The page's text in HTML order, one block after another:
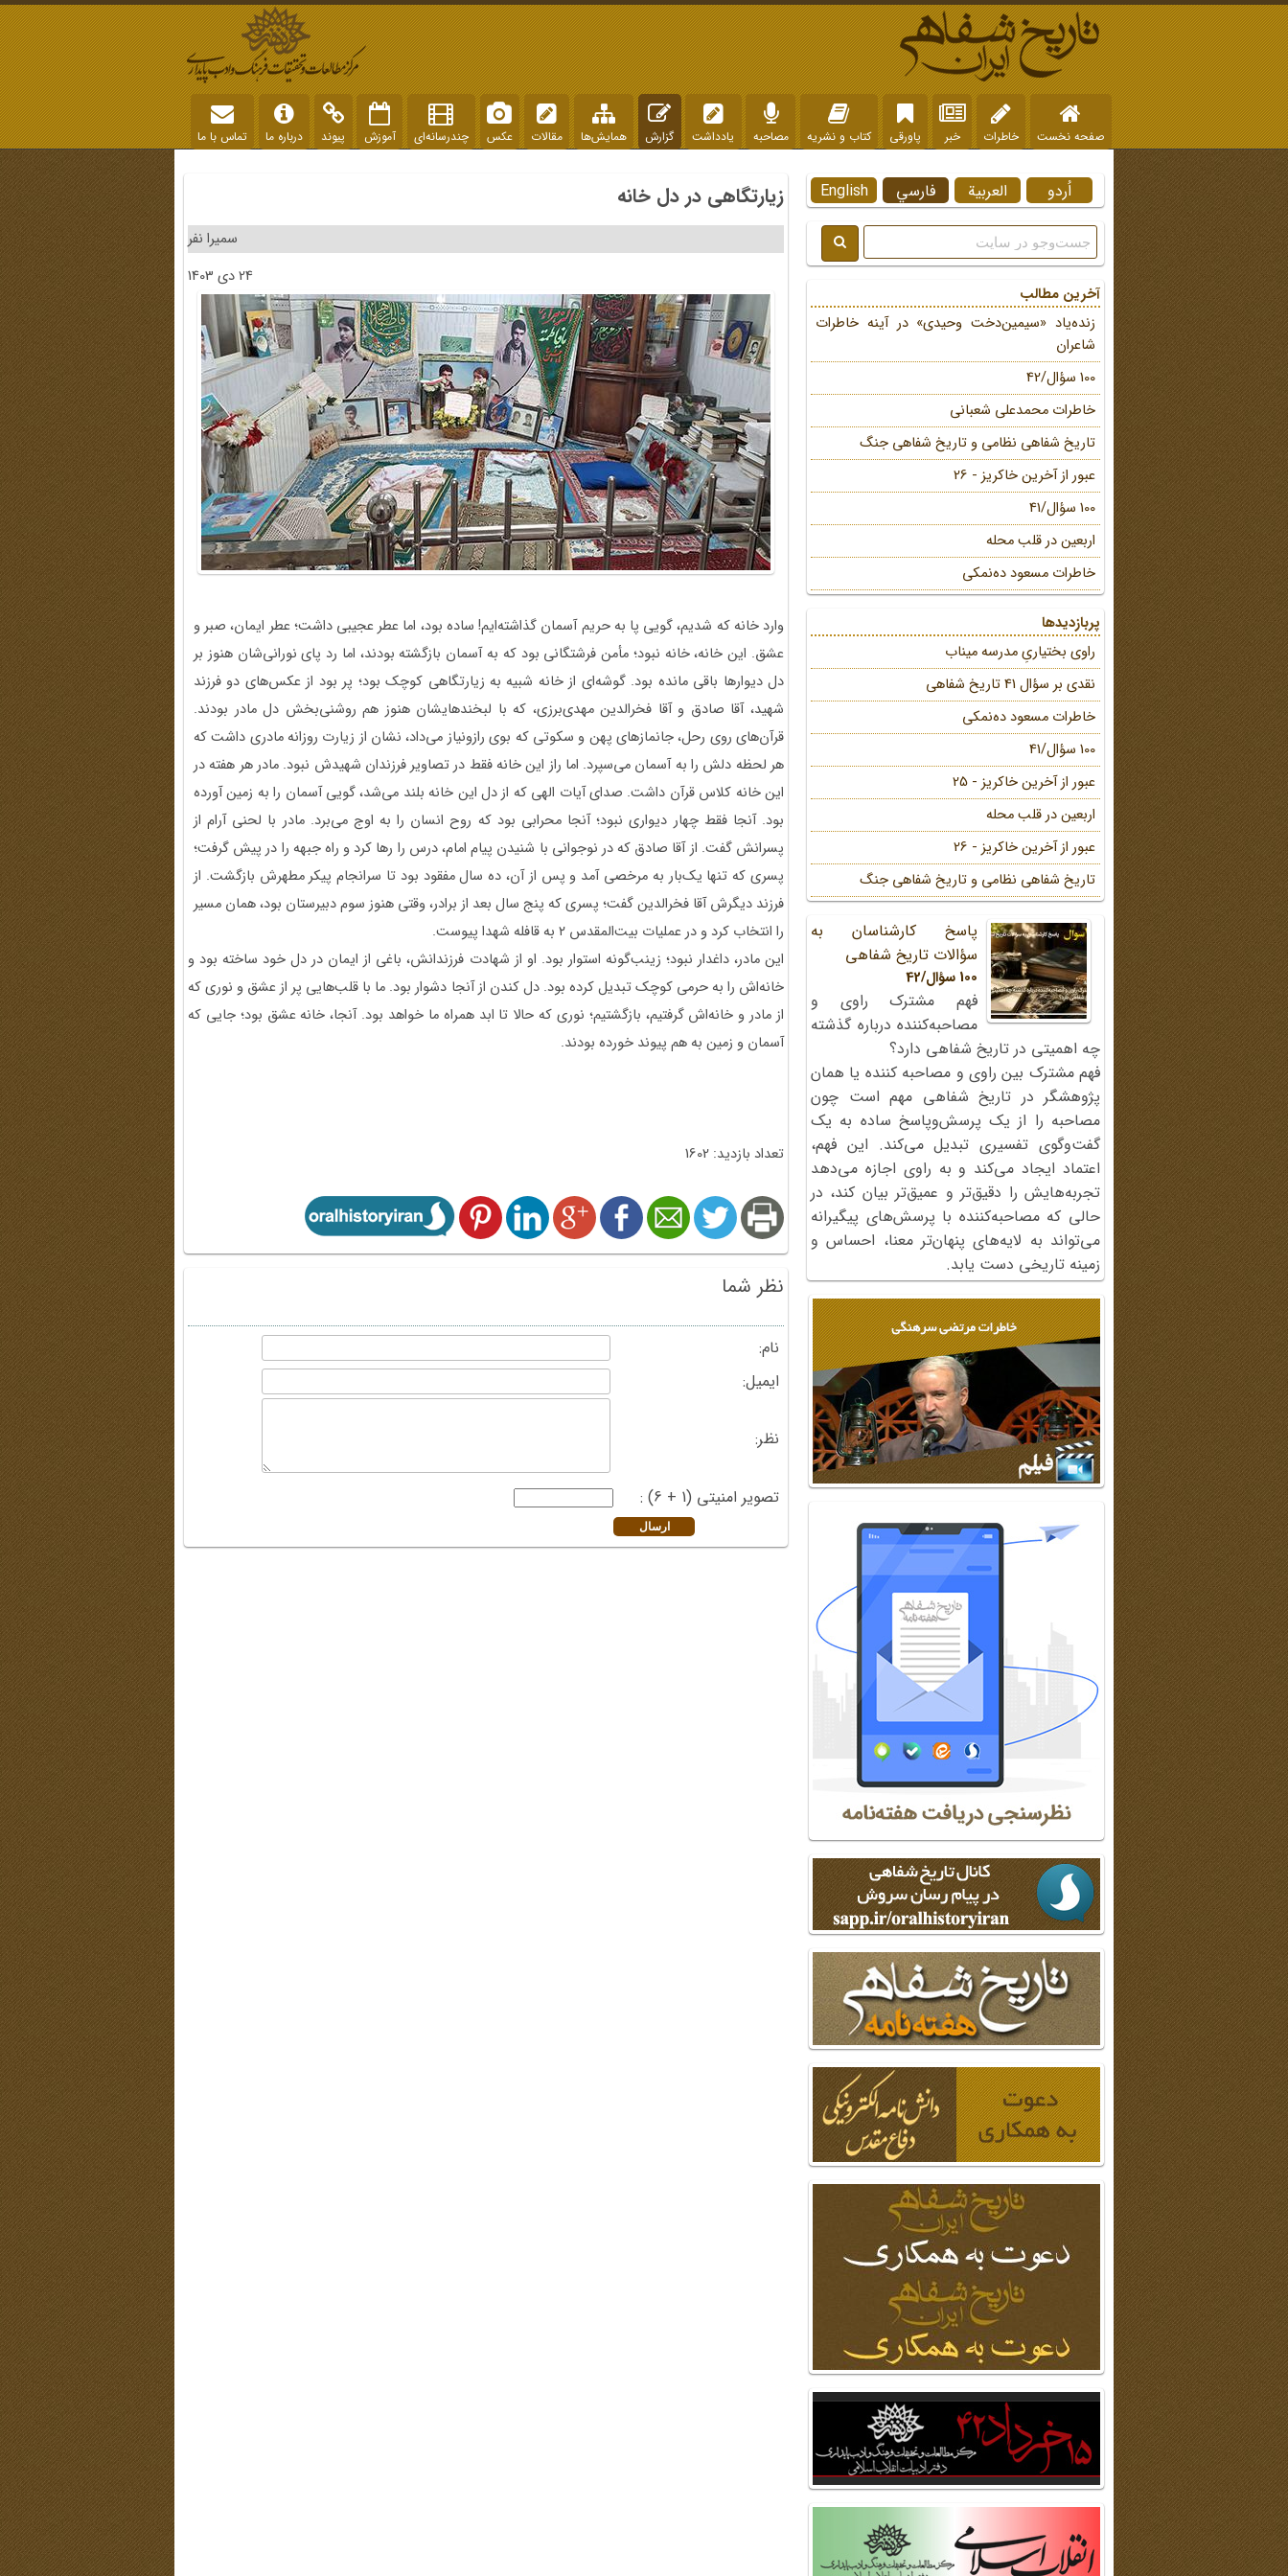
صفحه نخست خاطرات خبر پاورقی کتاب و نشریه مصاحبه یادداشت گزارش همایش‌ها مقالات عکس چندرسانه‌ای آموزش پیوند درباره ما تماس با ما
زیارتگاهی در دل خانه
سمیرا نفر
24 دی 1403
وارد خانه که شدیم، گویی پا به حریم آسمان گذاشته‌ایم! ساده بود، اما عطر عجیبی داشت؛ عطر ایمان، صبر و
عشق. این خانه، خانه نبود؛ مأمن فرشتگانی بود که به آسمان بازگشته بودند، اما رد پای نورانی‌شان هنوز بر
دل دیوارها باقی مانده بود. گوشه‌ای از خانه شبیه به زیارتگاهی کوچک بود؛ پر بود از عکس‌های دو فرزند
شهید، آقا صادق و آقا فخرالدین مهدی‌برزی، که با لبخندهایشان هنوز هم روشنی‌بخش دل مادر بودند.
قرآن‌های روی رحل، جانمازهای پهن و سکوتی که بوی رازونیاز می‌داد، نشان از زیارت روزانه مادری داشت که
هر لحظه دلش را به آسمان می‌سپرد. اما راز این خانه فقط در تصاویر فرزندان شهیدش نبود. مادر هر هفته در
این خانه کلاس قرآن داشت. صدای آیات الهی که از دل این خانه بلند می‌شد، گویی آسمان را به زمین آورده
بود. آنجا فقط چهار دیواری نبود؛ آنجا محرابی بود که روح انسان را به اوج می‌برد. مادر با لحنی آرام از
پسرانش گفت. از آقا صادق که در نوجوانی با شنیدن پیام امام، درس را رها کرد و راه جبهه را در پیش گرفت؛
پسری که تنها یک‌بار به مرخصی آمد و پس از آن، ده سال مفقود بود تا سرانجام پیکر مطهرش بازگشت. از
فرزند دیگرش آقا فخرالدین گفت؛ پسری که پنج سال بعد از برادر، وقتی هنوز سوم دبیرستان بود، همان مسیر
را انتخاب کرد و در عملیات بیت‌المقدس ۲ به قافله شهدا پیوست.
این مادر، داغدار نبود؛ زینب‌گونه استوار بود. او از شهادت فرزندانش، باغی از ایمان در دل خود ساخته بود و
خانه‌اش را به حرمی کوچک تبدیل کرده بود. دل کندن از آنجا دشوار بود. ما با قلب‌هایی پر از عشق و نوری که
از مادر و خانه‌اش گرفتیم، بازگشتیم؛ نوری که حالا تا ابد همراه ما خواهد بود. آنجا، خانه عشق بود؛ جایی که
آسمان و زمین به هم پیوند خورده بودند.
تعداد بازدید: 1602
نظر شما
نام:
ایمیل:
نظر:
تصویر امنیتی (1 + 6) :
English فارسي العربية اُردو
آخرین مطالب
زنده‌یاد «سیمین‌دخت وحیدی» در آینه خاطرات
شاعران
100 سؤال/42
خاطرات محمد‌علی شعبانی
تاریخ شفاهی نظامی و تاریخ شفاهی جنگ
عبور از آخرین خاکریز - 26
100 سؤال/41
اربعین در قلب محله
خاطرات مسعود ده‌نمکی
پربازدیدها
راوی بختیاریِ مدرسه میناب
نقدی بر سؤال 41 تاریخ شفاهی
خاطرات مسعود ده‌نمکی
100 سؤال/41
عبور از آخرین خاکریز - 25
اربعین در قلب محله
عبور از آخرین خاکریز - 26
تاریخ شفاهی نظامی و تاریخ شفاهی جنگ
پاسخ کارشناسان به
سؤالات تاریخ شفاهی
100 سؤال/42
فهم مشترک راوی و
مصاحبه‌کننده درباره گذشته
چه اهمیتی در تاریخ شفاهی دارد؟
فهم مشترک بین راوی و مصاحبه کننده یا همان
پژوهشگر در تاریخ شفاهی مهم است چون
مصاحبه را از یک پرسش‌وپاسخ ساده به یک
گفت‌وگوی تفسیری تبدیل می‌کند. این فهم،
اعتماد ایجاد می‌کند و به راوی اجازه می‌دهد
تجربه‌هایش را دقیق‌تر و عمیق‌تر بیان کند، در
حالی که مصاحبه‌کننده با پرسش‌های پیگیرانه
می‌تواند به لایه‌های پنهان‌تر معنا، احساس و
زمینه تاریخی دست یابد.